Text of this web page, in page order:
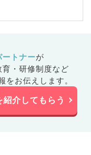
トナーが
育・研修制度など
をお伝えします。
介してもらう